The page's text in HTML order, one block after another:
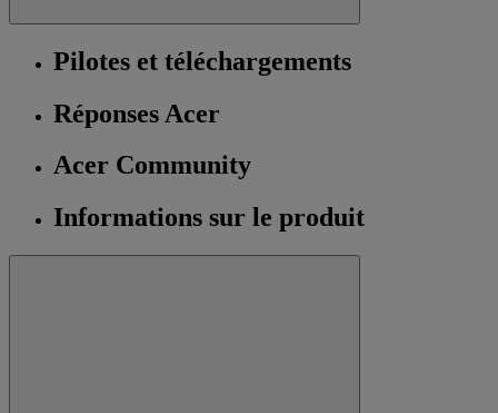
Pilotes et téléchargements
Réponses Acer
Acer Community
Informations sur le produit